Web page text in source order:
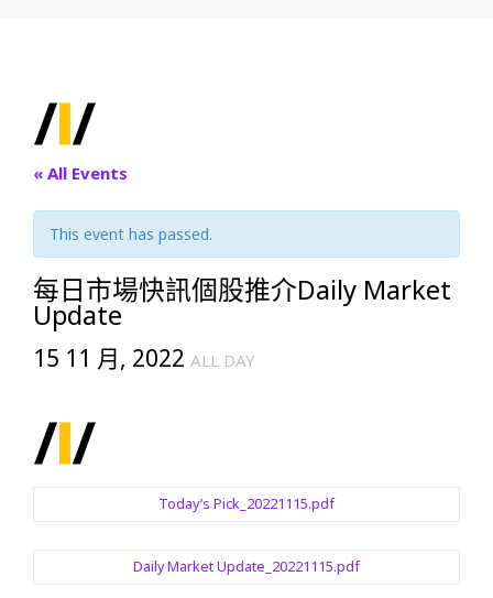
« All Events
This event has passed.
每日市場快訊個股推介Daily Market
Update
15 11 月, 2022 ALL DAY
Today’s Pick_20221115.pdf
Daily Market Update_20221115.pdf